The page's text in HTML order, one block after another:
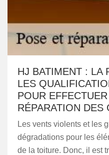
HJ BATIMENT : LA
LES
POUR
RÉPARATION DES
Les vents violents et les
dégradations pour les
de la toiture. Donc, il est